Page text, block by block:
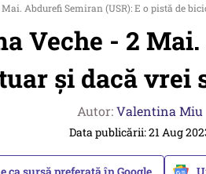
Abdurefi Semiran (USR): E o pistă de
Veche - 2
și dacă vrei
Autor:Valentina Miu
Data publicării: 21 Aug